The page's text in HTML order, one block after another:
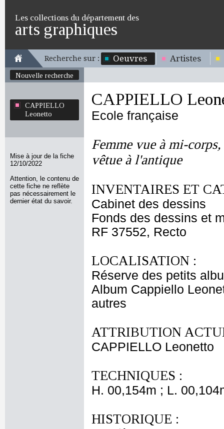
Les collections du département des
arts graphiques
Recherche sur : Oeuvres Artistes
Nouvelle recherche
CAPPIELLO
Leonetto
Mise à jour de la fiche
12/10/2022
Attention, le contenu de
cette fiche ne reflète
pas nécessairement le
dernier état du savoir.
CAPPIELLO
Ecole française
Femme vue à mi-
vêtue à l'antique
INVENTAIRES ET
Cabinet des dessins
Fonds des dessins et
RF 37552, Recto
LOCALISATION :
Réserve des petits
Album Cappiello
autres
ATTRIBUTION
CAPPIELLO Leonetto
TECHNIQUES :
H. 00,154m ; L.
HISTORIQUE :